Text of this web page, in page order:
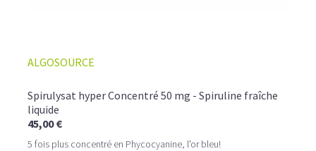
ALGOSOURCE
Spirulysat hyper Concentré 50 mg - Spiruline fraîche
liquide
45,00 €
5 fois plus concentré en Phycocyanine, l'or bleu!